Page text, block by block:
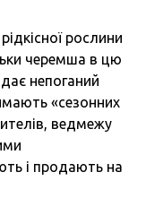
рослини
черемша в цю
непоганий
«сезонних
ведмежу
і продають на